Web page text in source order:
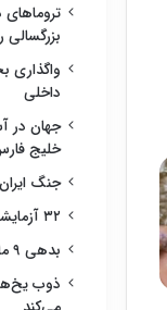
بزرگسالی
واگذاری
داخلی
جهان در
خلیج
جنگ
۳۲ آزمایشگاه داروسازی به فضا می‌روند
بدهی ۹ ماهه تامین‌اجتماعی به مراکز دیالیز
ذوب